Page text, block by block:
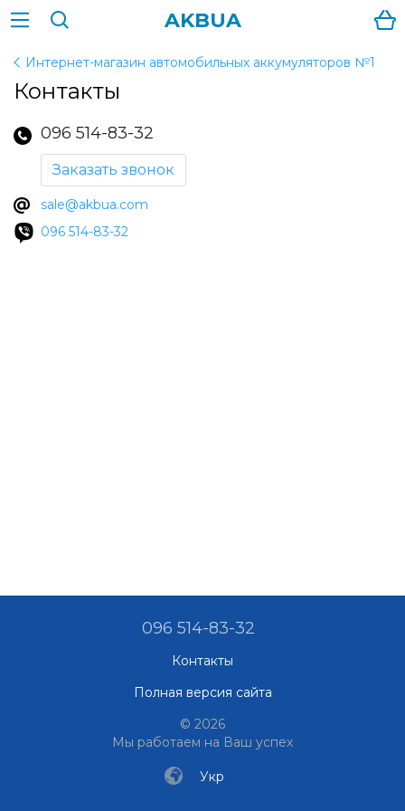
Интернет-магазин автомобильных аккумуляторов №1
Контакты
096 514-83-32
Заказать звонок
sale@akbua.com
096 514-83-32
096 514-83-32
Контакты
Полная версия сайта
© 2026
Мы работаем на Ваш успех
Укр
AKBUA